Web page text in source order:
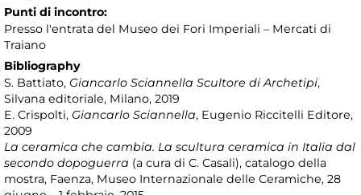
Punti di incontro:
Presso l'entrata del Museo dei Fori Imperiali – Mercati di
Traiano
Bibliography
S. Battiato, Giancarlo Sciannella Scultore di Archetipi,
Silvana editoriale, Milano, 2019
E. Crispolti, Giancarlo Sciannella, Eugenio Riccitelli Editore,
2009
La ceramica che cambia. La scultura ceramica in Italia dal
secondo dopoguerra (a cura di C. Casali), catalogo della
mostra, Faenza, Museo Internazionale delle Ceramiche, 28